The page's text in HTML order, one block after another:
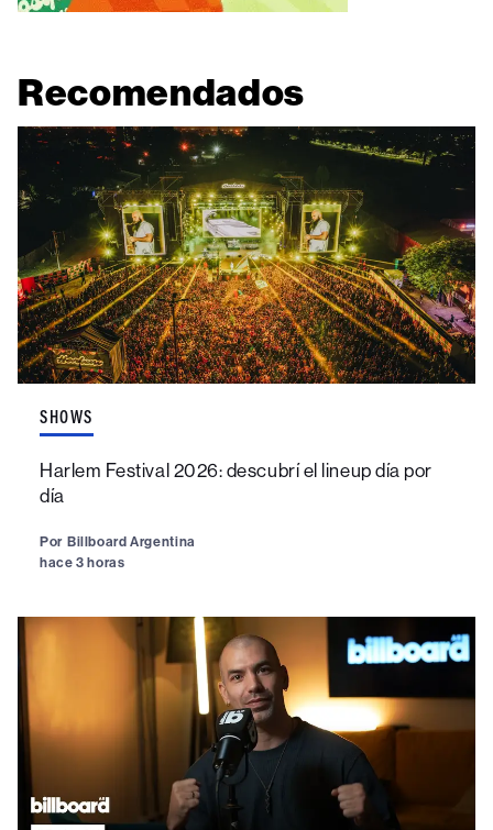
Recomendados
SHOWS
Harlem Festival 2026: descubrí el lineup día por
día
Por Billboard Argentina
hace 3 horas